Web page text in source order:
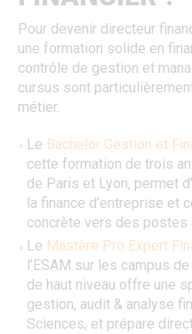
Pour devenir directeur
une formation solide en
contrôle de gestion et
cursus sont
métier.
Le Bachelor Gestion et
cette formation de trois
de Paris et Lyon, permet
la finance d’entreprise et
concrète vers des postes
Le Mastère Pro Expert
l’ESAM sur les campus
de haut niveau offre une
gestion, audit & analyse
Sciences, et prépare